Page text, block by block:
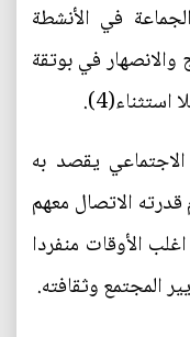
في الأنشطة
والانصهار في بوتقة
الاجتماعي يقصد به
الاتصال معهم
الأوقات منفردا
المجتمع وثقافته.